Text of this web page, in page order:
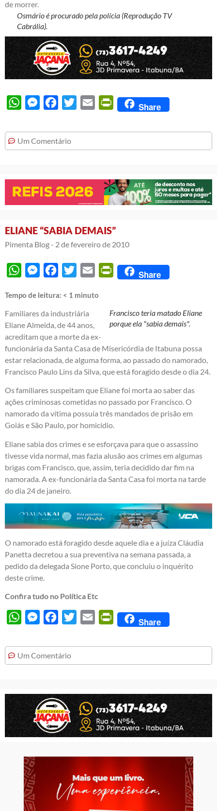
de morrer.
Osmário é procurado pela polícia (Reprodução TV
Cabrália).
WhatsAppMessengerFacebook
Twitter Email PrintFriendly
Share
Um Comentário
ELIANE “SABIA DEMAIS”
Pimenta Blog - 2 de fevereiro de 2010
WhatsAppMessengerFacebook
Twitter Email PrintFriendly
Share
Tempo de leitura: < 1 minuto
Francisco teria matado Eliane
porque ela "sabia demais".
Familiares da industriária
Eliane Almeida, de 44 anos,
acreditam que a morte da ex-
funcionária da Santa Casa de Misericórdia de Itabuna possa
estar relacionada, de alguma forma, ao passado do namorado,
Francisco Paulo Lins da Silva, que está foragido desde o dia 24.
Os familiares suspeitam que Eliane foi morta ao saber das
ações criminosas cometidas no passado por Francisco. O
namorado da vítima possuía três mandados de prisão em
Goiás e São Paulo, por homicídio.
Eliane sabia dos crimes e se esforçava para que o assassino
tivesse vida normal, mas fazia alusão aos crimes em algumas
brigas com Francisco, que, assim, teria decidido dar fim na
namorada. A ex-funcionária da Santa Casa foi morta na tarde
do dia 24 de janeiro.
O namorado está foragido desde aquele dia e a juíza Cláudia
Panetta decretou a sua preventiva na semana passada, a
pedido da delegada Sione Porto, que concluiu o inquérito
deste crime.
Confira tudo no Política Etc
WhatsAppMessengerFacebook
Twitter Email PrintFriendly
Share
Um Comentário